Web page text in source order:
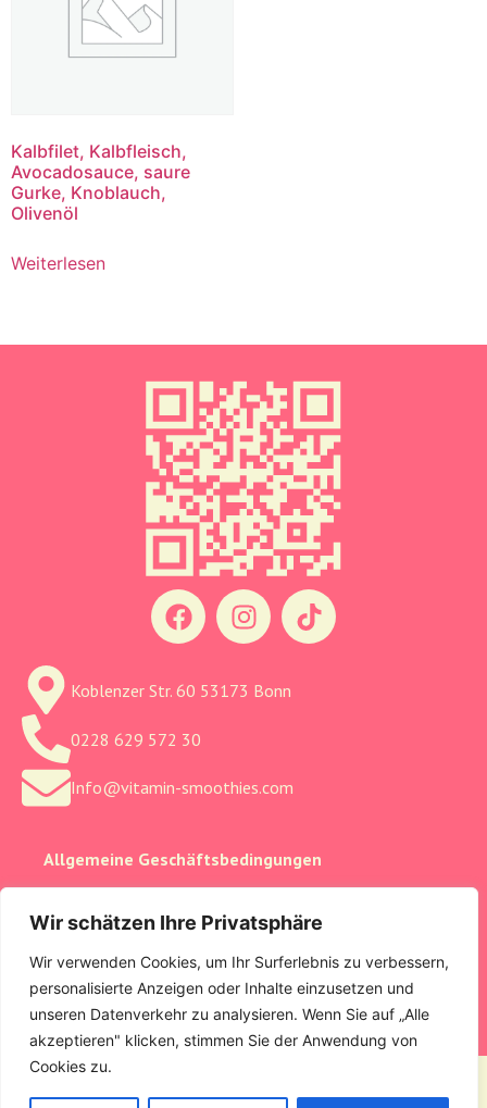
Wir schätzen Ihre Privatsphäre
Wir verwenden Cookies, um Ihr Surferlebnis zu verbessern,
personalisierte Anzeigen oder Inhalte einzusetzen und
unseren Datenverkehr zu analysieren. Wenn Sie auf „Alle
akzeptieren" klicken, stimmen Sie der Anwendung von
Cookies zu.
Kalbfilet, Kalbfleisch,
Avocadosauce, saure
Gurke, Knoblauch,
Olivenöl
Weiterlesen
Koblenzer Str. 60 53173 Bonn
0228 629 572 30
Info@vitamin-smoothies.com
Allgemeine Geschäftsbedingungen
Datenschutzerklärung
Impressum